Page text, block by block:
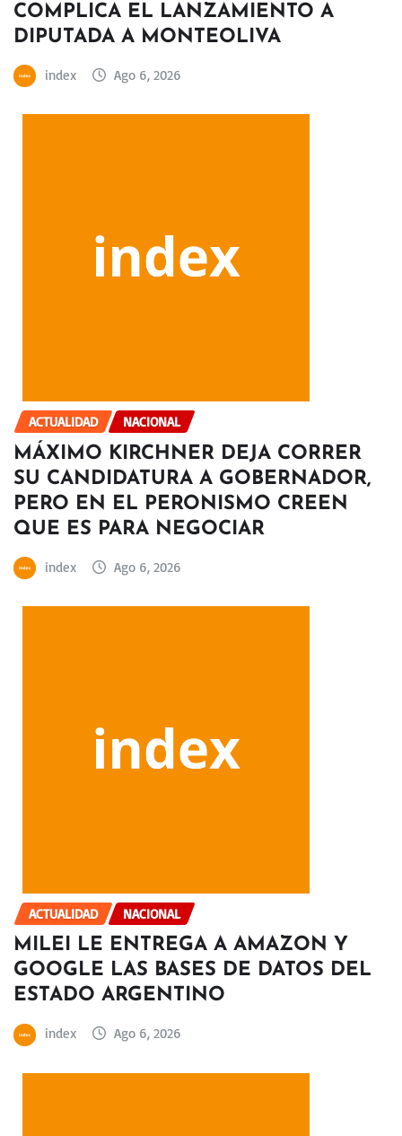
COMPLICA EL LANZAMIENTO A
DIPUTADA A MONTEOLIVA
index Ago 6, 2026
ACTUALIDAD NACIONAL
MÁXIMO KIRCHNER DEJA CORRER
SU CANDIDATURA A GOBERNADOR,
PERO EN EL PERONISMO CREEN
QUE ES PARA NEGOCIAR
index Ago 6, 2026
ACTUALIDAD NACIONAL
MILEI LE ENTREGA A AMAZON Y
GOOGLE LAS BASES DE DATOS DEL
ESTADO ARGENTINO
index Ago 6, 2026